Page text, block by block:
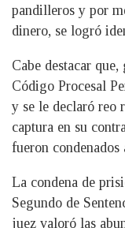
pandilleros y por
dinero, se logró
Cabe destacar
Código Procesal
y se le declaró reo
captura en su
fueron condenados
La condena de
Segundo de
juez valoró las